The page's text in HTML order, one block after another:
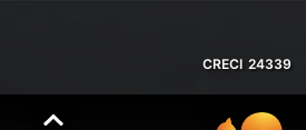
CRECI 24339